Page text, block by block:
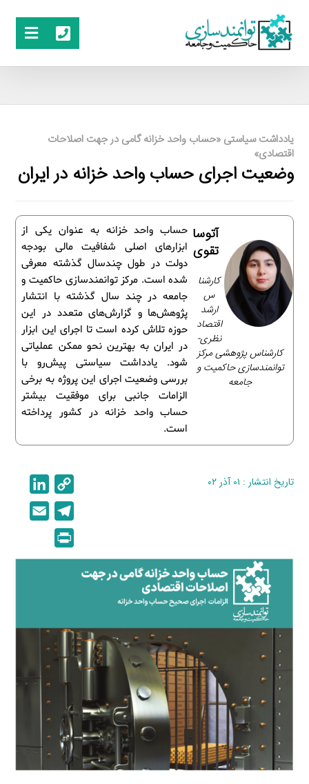
یادداشت سیاستی «حساب واحد خزانه گامی در جهت اصلاحات
اقتصادی»
وضعیت اجرای حساب واحد خزانه در ایران
حساب واحد خزانه به عنوان یکی از
ابزارهای اصلی شفافیت مالی بودجه
دولت در طول چندسال گذشته معرفی
شده است. مرکز توانمندسازی حاکمیت و
جامعه در چند سال گذشته با انتشار
پژوهش‌ها و گزارش‌های متعدد در این
حوزه تلاش کرده است تا اجرای این ابزار
در ایران به بهترین نحو ممکن عملیاتی
شود. یادداشت سیاستی پیش‌رو با
بررسی وضعیت اجرای این پروژه به برخی
الزامات جانبی برای موفقیت بیشتر
حساب واحد خزانه در کشور پرداخته
است.
آتوسا
تقوی
کارشنا
س
ارشد
اقتصاد
نظری-
کارشناس پژوهشی مرکز
توانمندسازی حاکمیت و
جامعه
تاریخ انتشار : ۰۱ آذر ۰۲
o
p
y
L
i
n
e
e
l
a
m
r